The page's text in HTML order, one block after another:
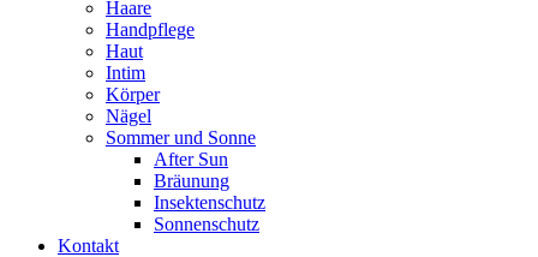
Haare
Handpflege
Haut
Intim
Körper
Nägel
Sommer und Sonne
After Sun
Bräunung
Insektenschutz
Sonnenschutz
Kontakt